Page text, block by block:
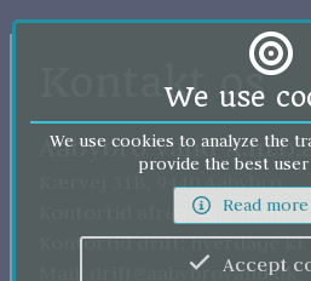
Kontakt os
Aabybro Vand
Kærvej 31B, 9440 Aabybro
Kontortid afregning: mandag
Kontortid drift: hverdage kl.
Mail: drift@aabybrovand.dk
We use
We use cookies to analyze the
provide the best
Read
Accept